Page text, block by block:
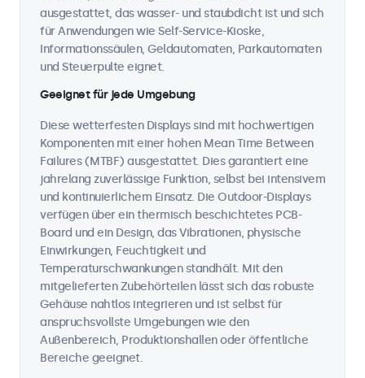
ausgestattet, das wasser- und staubdicht ist und sich
für Anwendungen wie Self-Service-Kioske,
Informationssäulen, Geldautomaten, Parkautomaten
und Steuerpulte eignet.
Geeignet für jede Umgebung
Diese wetterfesten Displays sind mit hochwertigen
Komponenten mit einer hohen Mean Time Between
Failures (MTBF) ausgestattet. Dies garantiert eine
jahrelang zuverlässige Funktion, selbst bei intensivem
und kontinuierlichem Einsatz. Die Outdoor-Displays
verfügen über ein thermisch beschichtetes PCB-
Board und ein Design, das Vibrationen, physische
Einwirkungen, Feuchtigkeit und
Temperaturschwankungen standhält. Mit den
mitgelieferten Zubehörteilen lässt sich das robuste
Gehäuse nahtlos integrieren und ist selbst für
anspruchsvollste Umgebungen wie den
Außenbereich, Produktionshallen oder öffentliche
Bereiche geeignet.